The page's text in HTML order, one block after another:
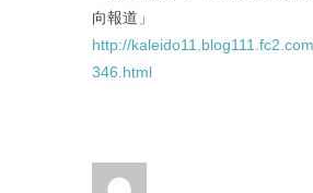
向報道」
http://
346.html